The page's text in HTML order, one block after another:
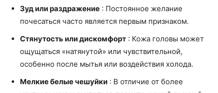
Зуд или раздражение : Постоянное желание
почесаться часто является первым признаком.
Стянутость или дискомфорт : Кожа головы может
ощущаться «натянутой» или чувствительной,
особенно после мытья или воздействия холода.
Мелкие белые чешуйки : В отличие от более